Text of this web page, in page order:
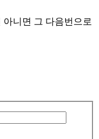
니면 그 다음번으로